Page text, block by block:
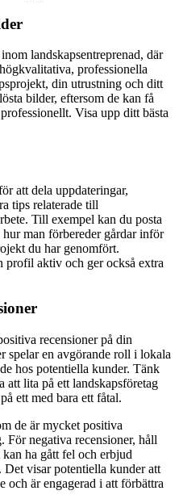
landskapsentreprenad, där
professionella
din utrustning och ditt
bilder, eftersom de kan få
Visa upp ditt bästa
att dela uppdateringar,
tips relaterade till
Till exempel kan du posta
hur man förbereder gårdar inför
du har genomfört.
profil aktiv och ger också extra
recensioner på din
spelar en avgörande roll i lokala
hos potentiella kunder. Tänk
att lita på ett landskapsföretag
ett med bara ett fåtal.
de är mycket positiva
negativa recensioner, håll
ha gått fel och erbjud
visar potentiella kunder att
och är engagerad i att förbättra